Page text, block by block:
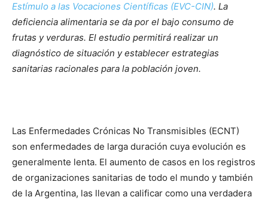
Estímulo a las Vocaciones Científicas (EVC-CIN). La
deficiencia alimentaria se da por el bajo consumo de
frutas y verduras. El estudio permitirá realizar un
diagnóstico de situación y establecer estrategias
sanitarias racionales para la población joven.
Las Enfermedades Crónicas No Transmisibles (ECNT)
son enfermedades de larga duración cuya evolución es
generalmente lenta. El aumento de casos en los registros
de organizaciones sanitarias de todo el mundo y también
de la Argentina, las llevan a calificar como una verdadera